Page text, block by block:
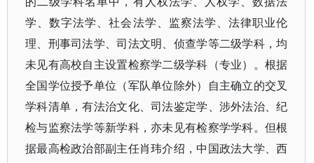
学、数字法学、社会法学、监察法学、法律职业伦
理、刑事司法学、司法文明、侦查学等二级学科，均
未见有高校自主设置检察学二级学科（专业）。根据
全国学位授予单位（军队单位除外）自主确立的交叉
学科清单，有法治文化、司法鉴定学、涉外法治、纪
检与监察法学等新学科，亦未见有检察学学科。但根
据最高检政治部副主任肖玮介绍，中国政法大学、西